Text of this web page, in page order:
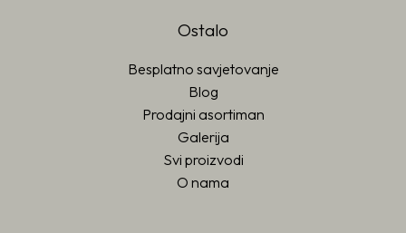
Ostalo
Besplatno savjetovanje
Blog
Prodajni asortiman
Galerija
Svi proizvodi
O nama